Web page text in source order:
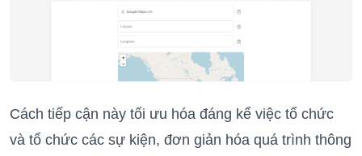
Cách tiếp cận này tối ưu hóa đáng kể việc tổ chức
và tổ chức các sự kiện, đơn giản hóa quá trình thông